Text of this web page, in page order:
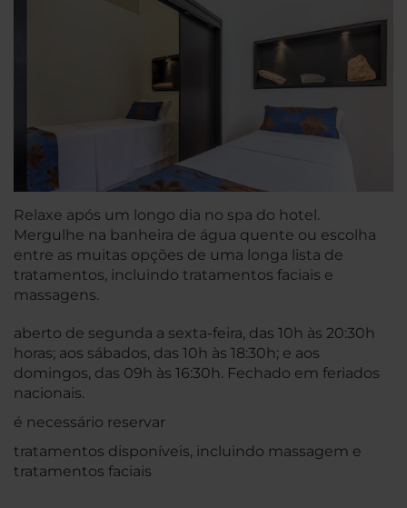
Relaxe após um longo dia no spa do hotel.
Mergulhe na banheira de água quente ou escolha
entre as muitas opções de uma longa lista de
tratamentos, incluindo tratamentos faciais e
massagens.
aberto de segunda a sexta-feira, das 10h às 20:30h
horas; aos sábados, das 10h às 18:30h; e aos
domingos, das 09h às 16:30h. Fechado em feriados
nacionais.
é necessário reservar
tratamentos disponíveis, incluindo massagem e
tratamentos faciais